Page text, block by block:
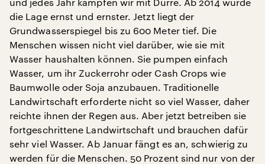
die Lage ernst und ernster. Jetzt liegt der
Grundwasserspiegel bis zu 600 Meter tief. Die
Menschen wissen nicht viel darüber, wie sie mit
Wasser haushalten können. Sie pumpen einfach
Wasser, um ihr Zuckerrohr oder Cash Crops wie
Baumwolle oder Soja anzubauen. Traditionelle
Landwirtschaft erforderte nicht so viel Wasser, daher
reichte ihnen der Regen aus. Aber jetzt betreiben sie
fortgeschrittene Landwirtschaft und brauchen dafür
sehr viel Wasser. Ab Januar fängt es an, schwierig zu
werden für die Menschen. 50 Prozent sind nur von der